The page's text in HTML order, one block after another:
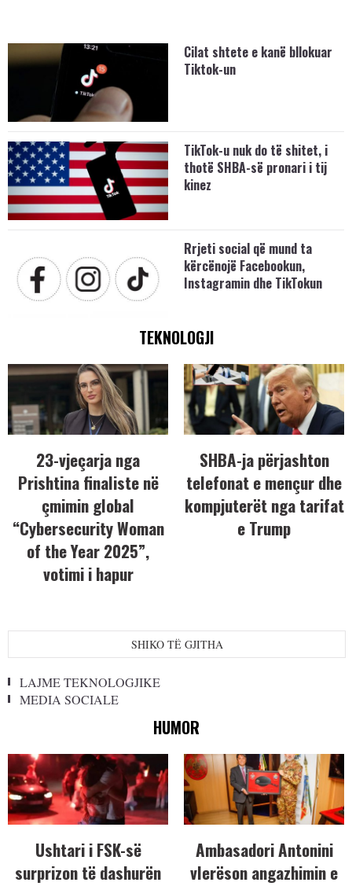
Cilat shtete e kanë bllokuar
Tiktok-un
TikTok-u nuk do të shitet, i
thotë SHBA-së pronari i tij
kinez
Rrjeti social që mund ta
kërcënojë Facebookun,
Instagramin dhe TikTokun
TEKNOLOGJI
23-vjeçarja nga
Prishtina finaliste në
çmimin global
“Cybersecurity Woman
of the Year 2025”,
votimi i hapur
SHBA-ja përjashton
telefonat e mençur dhe
kompjuterët nga tarifat
e Trump
SHIKO TË GJITHA
LAJME TEKNOLOGJIKE
MEDIA SOCIALE
HUMOR
Ushtari i FSK-së
surprizon të dashurën
Ambasadori Antonini
vlerëson angazhimin e